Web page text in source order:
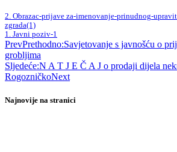
2. Obrazac-prijave za-imenovanje-prinudnog-
zgrada(1)
1. Javni poziv-1
PrevPrethodno:Savjetovanje s javnošću o
grobljima
Sljedeće:N A T J E Č A J o prodaji dijela
RogozničkoNext
Najnovije na stranici